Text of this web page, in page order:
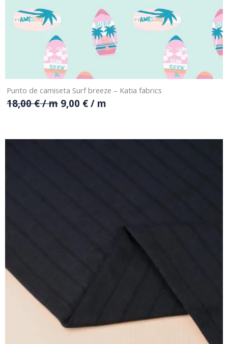
Punto de camiseta Surf breeze – Katia fabrics
18,00€/ m 9,00 €/ m